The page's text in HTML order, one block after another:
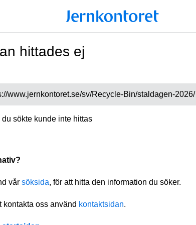
hittades ej
www.jernkontoret.se/sv/Recycle-Bin/staldagen-2026/
sökte kunde inte hittas
vårsöksida, för att hitta den information du söker.
kontakta oss använd kontaktsidan.